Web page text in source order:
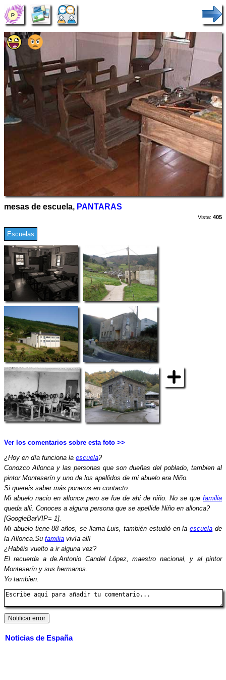
mesas de escuela, PANTARAS
Vista: 405
Escuelas
Ver los comentarios sobre esta foto >>
¿Hoy en día funciona la escuela?
Conozco Allonca y las personas que son dueñas del poblado, tambien al
pintor Monteserín y uno de los apellidos de mi abuelo era Niño.
Si quereis saber más poneros en contacto.
Mi abuelo nacio en allonca pero se fue de ahi de niño. No se que familia
queda alli. Conoces a alguna persona que se apellide Niño en allonca?
[GoogleBarVIP= 1].
Mi abuelo tiene 88 años, se llama Luis, también estudió en laescuela de
la Allonca.Su familia vivía allí
¿Habéis vuelto a ir alguna vez?
El recuerda a de.Antonio Candel López, maestro nacional, y al pintor
Monteserín y sus hermanos.
Yo tambien.
Noticias de España